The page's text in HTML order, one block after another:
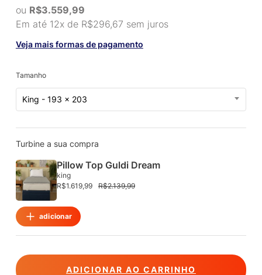
clientes
ou R$3.559,99
Em até 12x de R$296,67 sem juros
Veja mais formas de pagamento
Tamanho
King - 193 x 203
Turbine a sua compra
Pillow Top Guldi Dream
king
R$1.619,99 R$2.139,99
adicionar
ADICIONAR AO CARRINHO